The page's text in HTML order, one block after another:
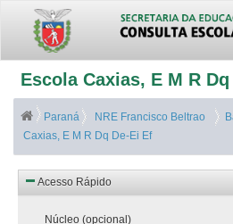
Escola Caxias, E M R
Paraná NRE Francisco Beltrao
Caxias, E M R Dq De-Ei Ef
Acesso Rápido
Núcleo (opcional)